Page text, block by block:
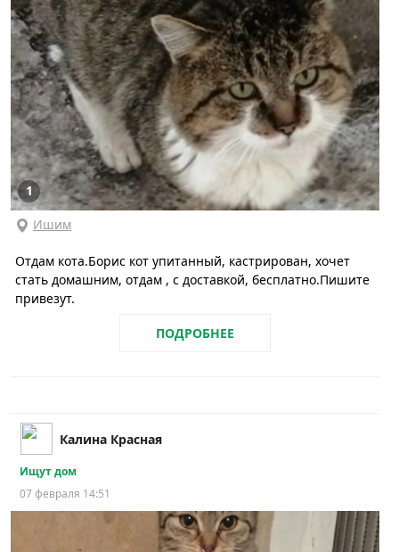
1
Ишим
Отдам кота.Борис кот упитанный, кастрирован, хочет
стать домашним, отдам , с доставкой, бесплатно.Пишите
привезут.
ПОДРОБНЕЕ
Калина Красная
Ищут дом
07 февраля 14:51